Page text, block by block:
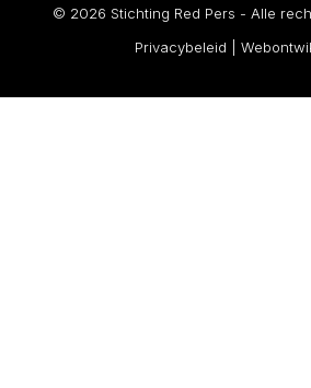
© 2026 Stichting Red Pers - Alle
Privacybeleid